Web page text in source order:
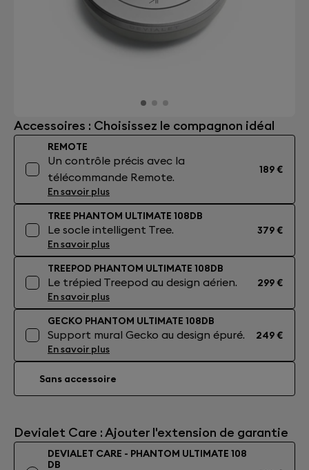
Accessoires : Choisissez le compagnon idéal
REMOTE
Un contrôle précis avec la
télécommande Remote.
En savoir plus
189 €
TREE PHANTOM ULTIMATE 108DB
Le socle intelligent Tree.
En savoir plus
379 €
TREEPOD PHANTOM ULTIMATE 108DB
Le trépied Treepod au design aérien.
En savoir plus
299 €
GECKO PHANTOM ULTIMATE 108DB
Support mural Gecko au design épuré.
En savoir plus
249 €
Sans accessoire
Devialet Care : Ajouter l'extension de garantie
DEVIALET CARE - PHANTOM ULTIMATE 108
DB